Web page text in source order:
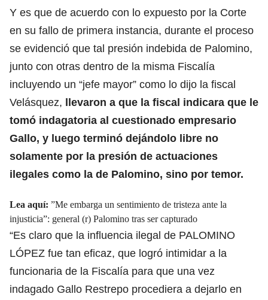
Y es que de acuerdo con lo expuesto por la Corte
en su fallo de primera instancia, durante el proceso
se evidenció que tal presión indebida de Palomino,
junto con otras dentro de la misma Fiscalía
incluyendo un “jefe mayor” como lo dijo la fiscal
Velásquez, llevaron a que la fiscal indicara que le
tomó indagatoria al cuestionado empresario
Gallo, y luego terminó dejándolo libre no
solamente por la presión de actuaciones
ilegales como la de Palomino, sino por temor.
Lea aquí: ”Me embarga un sentimiento de tristeza ante la
injusticia”: general (r) Palomino tras ser capturado
“Es claro que la influencia ilegal de PALOMINO
LÓPEZ fue tan eficaz, que logró intimidar a la
funcionaria de la Fiscalía para que una vez
indagado Gallo Restrepo procediera a dejarlo en